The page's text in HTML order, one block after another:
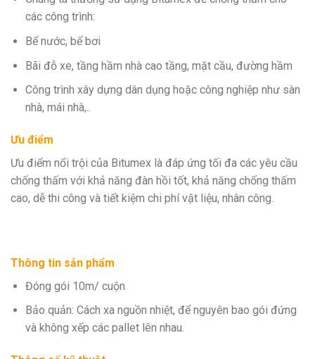
các công trình:
Bể nước, bể bơi
Bãi đỗ xe, tầng hầm nhà cao tầng, mặt cầu, đường hầm
Công trình xây dựng dân dụng hoặc công nghiệp như sàn
nhà, mái nhà,..
Ưu điểm
Ưu điểm nổi trội của Bitumex là đáp ứng tối đa các yêu cầu
chống thấm với khả năng đàn hồi tốt, khả năng chống thấm
cao, dễ thi công và tiết kiệm chi phí vật liệu, nhân công.
Thông tin sản phẩm
Đóng gói 10m/ cuộn
Bảo quản: Cách xa nguồn nhiệt, để nguyên bao gói đứng
và không xếp các pallet lên nhau.